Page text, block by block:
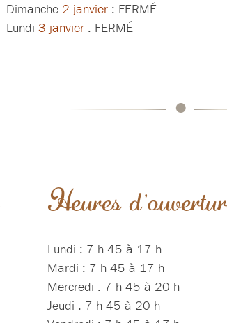
Dimanche 2 janvier: FERMÉ
Lundi 3 janvier: FERMÉ
•
Heures
Lundi : 7 h 45 à 17 h
Mardi : 7 h 45 à 17 h
Mercredi : 7 h 45 à 20 h
Jeudi : 7 h 45 à 20 h